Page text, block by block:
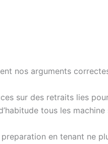
nos arguments
sur des retraits lies
tous les
en tenant ne